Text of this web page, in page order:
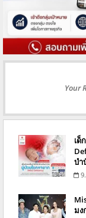
Your
เด็
บำ
มง